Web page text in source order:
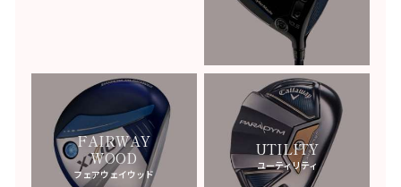
CHANTECLER -シャンテクレール-
SUPREME-シュプリーム-
CHAUMET
-ショーメ-
FAIRWAY
WOOD
フェアウェイウッド
UTILITY
ユーティリティ